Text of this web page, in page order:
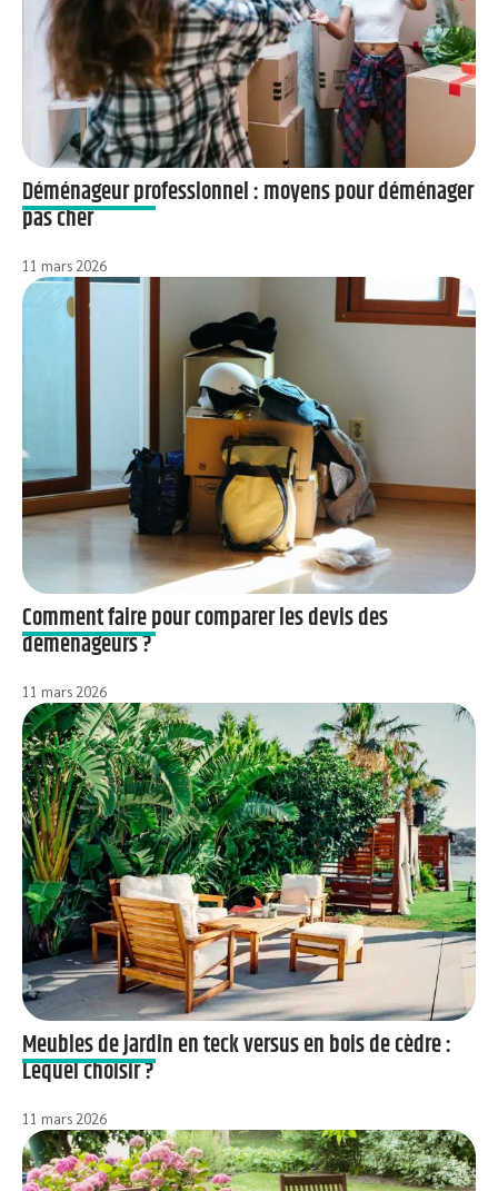
Déménageur professionnel : moyens pour déménager
pas cher
11 mars 2026
Comment faire pour comparer les devis des
déménageurs ?
11 mars 2026
Meubles de jardin en teck versus en bois de cèdre :
Lequel choisir ?
11 mars 2026